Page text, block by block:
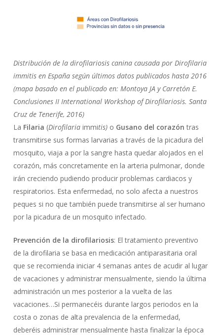
Distribución de la dirofilariosis canina causada por Dirofilaria
immitis en España según últimos datos publicados hasta 2016
(mapa basado en el publicado en: Montoya JA y Carretón E.
Conclusiones II International Workshop of Dirofilariosis. Santa
Cruz de Tenerife, 2016)
La Filaria (Dirofilaria immitis)o Gusano del corazón tras
transmitirse sus formas larvarias a través de la picadura del
mosquito, viaja a por la sangre hasta quedar alojados en el
corazón, más concretamente en la arteria pulmonar, donde
irán creciendo pudiendo producir problemas cardiacos y
respiratorios. Esta enfermedad, no solo afecta a nuestros
peques si no que también puede transmitirse al ser humano
por la picadura de un mosquito infectado.
Prevención de la dirofilariosis: El tratamiento preventivo
de la dirofilaria se basa en medicación antiparasitaria oral
que se recomienda iniciar 4 semanas antes de acudir al lugar
de vacaciones y administrar mensualmente, siendo la última
administración un mes posterior a la vuelta de las
vacaciones…Si permanecéis durante largos periodos en la
costa o zonas de alta prevalencia de la enfermedad,
deberéis administrar mensualmente hasta finalizar la época